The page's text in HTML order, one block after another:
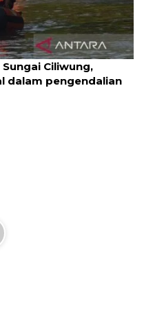
Ciliwung,
dalam pengendalian